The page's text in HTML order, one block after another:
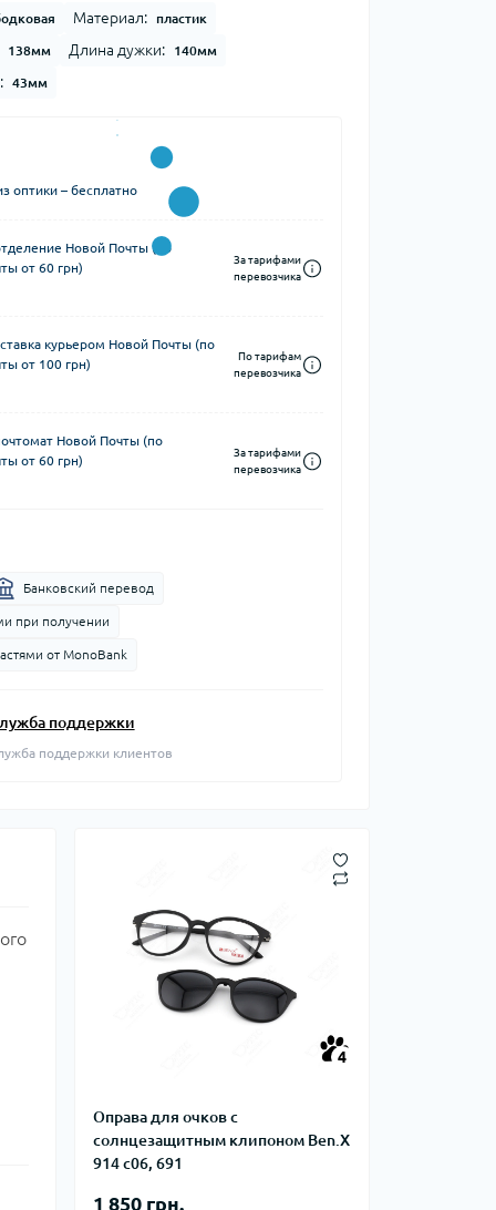
Материал: пластик
138мм Длина дужки: 140мм
43мм
оптики – бесплатно
Новой Почты (по
от 60 грн)
За тарифами
перевозчика
курьером Новой Почты (по
от 100 грн)
По тарифам
перевозчика
Новой Почты (по
от 60 грн)
За тарифами
перевозчика
Банковский перевод
при получении
от MonoBank
поддержки
поддержки клиентов
4
Оправа для очков с
солнцезащитным клипоном Ben.X
914 с06, 691
1 850 грн.